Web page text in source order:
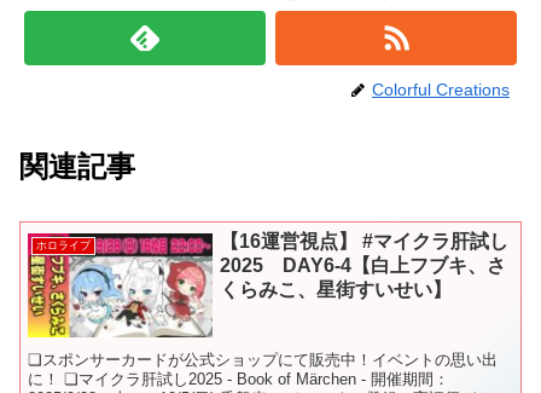
Colorful Creations
関連記事
ホロライブ
【16運営視点】 #マイクラ肝試し
2025 DAY6-4【白上フブキ、さ
くらみこ、星街すいせい】
❏スポンサーカードが公式ショップにて販売中！イベントの思い出
に！ ❏マイクラ肝試し2025 - Book of Märchen - 開催期間：